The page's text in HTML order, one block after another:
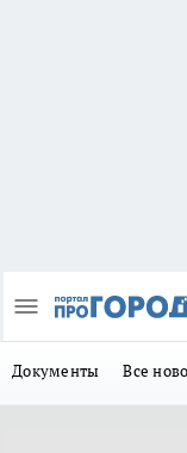
Документы Все